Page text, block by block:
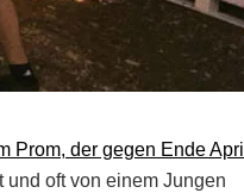
Prom, der gegen Ende April
oft von einem Jungen